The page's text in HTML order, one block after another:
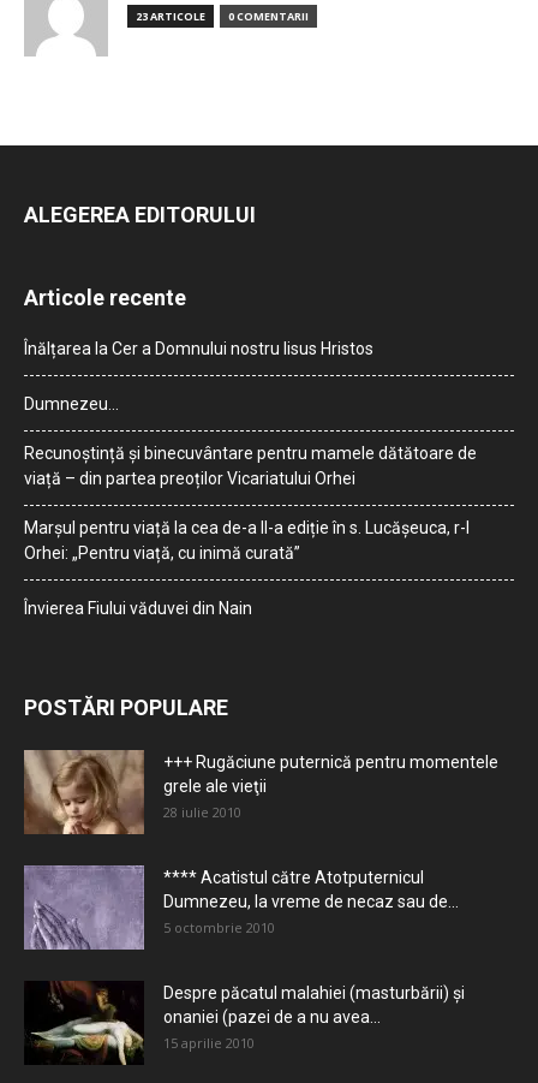
23 ARTICOLE 0 COMENTARII
ALEGEREA EDITORULUI
Articole recente
Înălțarea la Cer a Domnului nostru Iisus Hristos
Dumnezeu…
Recunoștință și binecuvântare pentru mamele dătătoare de
viață – din partea preoților Vicariatului Orhei
Marșul pentru viață la cea de-a II-a ediție în s. Lucășeuca, r-l
Orhei: „Pentru viață, cu inimă curată”
Învierea Fiului văduvei din Nain
POSTĂRI POPULARE
+++ Rugăciune puternică pentru momentele
grele ale vieţii
28 iulie 2010
**** Acatistul către Atotputernicul
Dumnezeu, la vreme de necaz sau de...
5 octombrie 2010
Despre păcatul malahiei (masturbării) şi
onaniei (pazei de a nu avea...
15 aprilie 2010